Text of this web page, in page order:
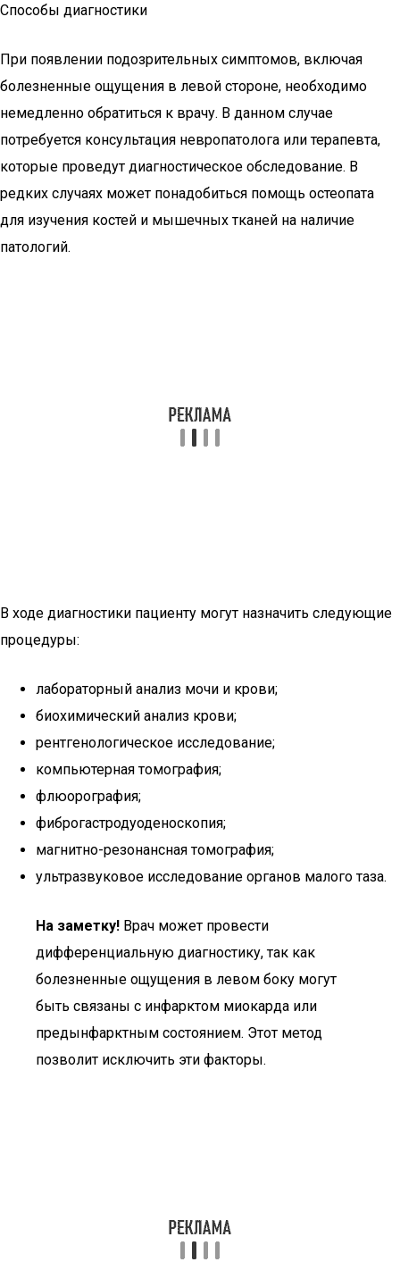
Способы диагностики
При появлении подозрительных симптомов, включая
болезненные ощущения в левой стороне, необходимо
немедленно обратиться к врачу. В данном случае
потребуется консультация невропатолога или терапевта,
которые проведут диагностическое обследование. В
редких случаях может понадобиться помощь остеопата
для изучения костей и мышечных тканей на наличие
патологий.
В ходе диагностики пациенту могут назначить следующие
процедуры:
лабораторный анализ мочи и крови;
биохимический анализ крови;
рентгенологическое исследование;
компьютерная томография;
флюорография;
фиброгастродуоденоскопия;
магнитно-резонансная томография;
ультразвуковое исследование органов малого таза.
На заметку! Врач может провести
дифференциальную диагностику, так как
болезненные ощущения в левом боку могут
быть связаны с инфарктом миокарда или
предынфарктным состоянием. Этот метод
позволит исключить эти факторы.